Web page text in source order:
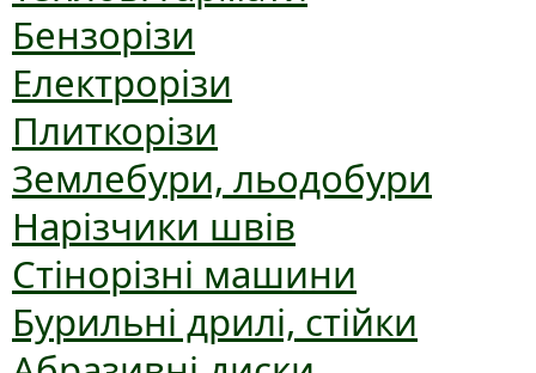
Бензорізи
Електрорізи
Плиткорізи
Землебури, льодобури
Нарізчики швів
Стінорізні машини
Бурильні дрилі, стійки